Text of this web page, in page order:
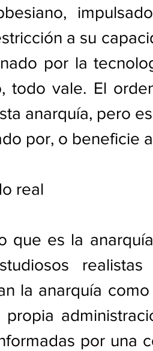
a su
por la
todo vale. El
anarquía, pero
por, o beneficie
real
que es la
la anarquía
por una